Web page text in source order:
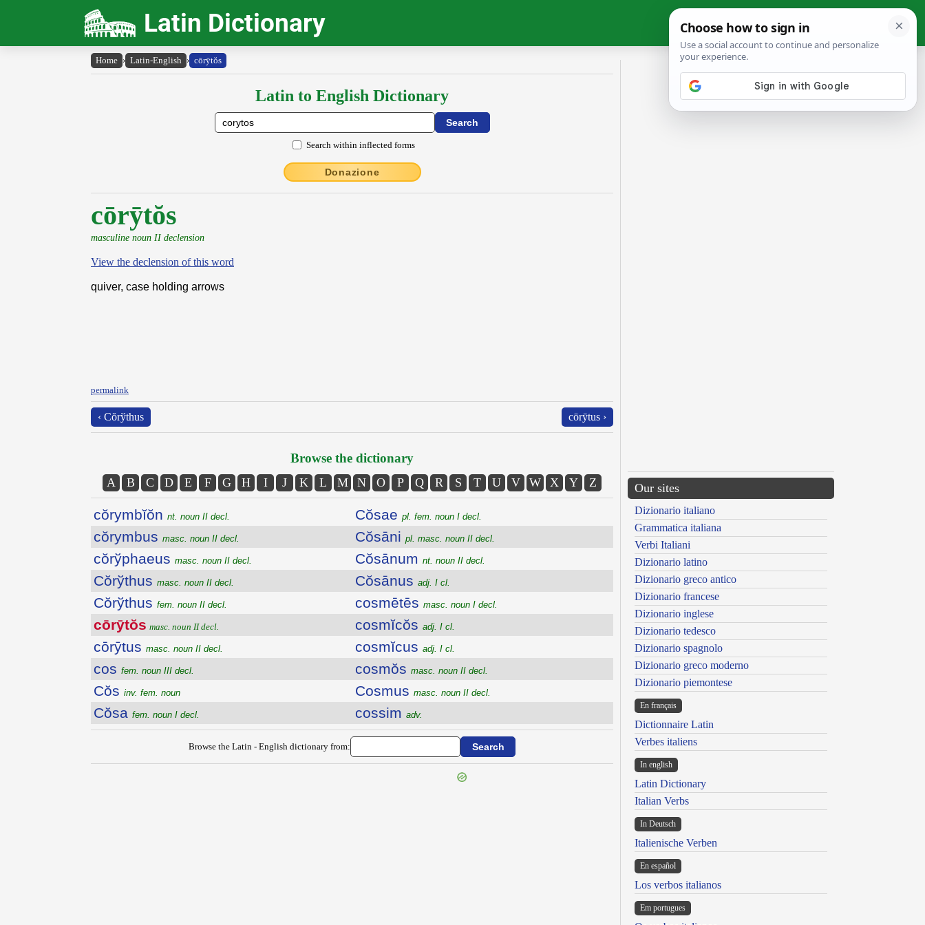
Latin Dictionary
Home › Latin-English › cōrȳtŏs
Latin to English Dictionary
Search within inflected forms
Donazione
cōrȳtŏs
masculine noun II declension
View the declension of this word
quiver, case holding arrows
permalink
‹ Cŏrўthus cōrȳtus ›
Browse the dictionary
A B C D E F G H I J K L M N O P Q R S T U V W X Y Z
cŏrymbĭŏn nt. noun II decl.
cŏrymbus masc. noun II decl.
cŏrўphaeus masc. noun II decl.
Cŏrўthus masc. noun II decl.
Cŏrўthus fem. noun II decl.
cōrȳtŏs masc. noun II decl.
cōrȳtus masc. noun II decl.
cos fem. noun III decl.
Cŏs inv. fem. noun
Cŏsa fem. noun I decl.
Cŏsae pl. fem. noun I decl.
Cŏsāni pl. masc. noun II decl.
Cŏsānum nt. noun II decl.
Cŏsānus adj. I cl.
cosmētēs masc. noun I decl.
cosmĭcŏs adj. I cl.
cosmĭcus adj. I cl.
cosmŏs masc. noun II decl.
Cosmus masc. noun II decl.
cossim adv.
Browse the Latin - English dictionary from:
Our sites
Dizionario italiano
Grammatica italiana
Verbi Italiani
Dizionario latino
Dizionario greco antico
Dizionario francese
Dizionario inglese
Dizionario tedesco
Dizionario spagnolo
Dizionario greco moderno
Dizionario piemontese
En français
Dictionnaire Latin
Verbes italiens
In english
Latin Dictionary
Italian Verbs
In Deutsch
Italienische Verben
En español
Los verbos italianos
Em portugues